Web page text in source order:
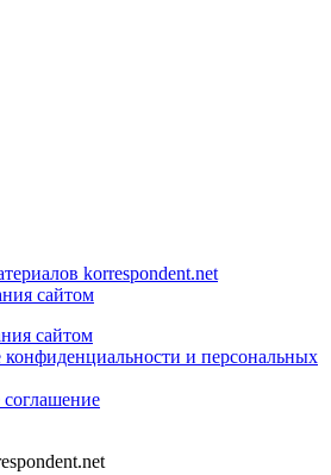
korrespondent.net
сайтом
сайтом
и персональных
соглашение